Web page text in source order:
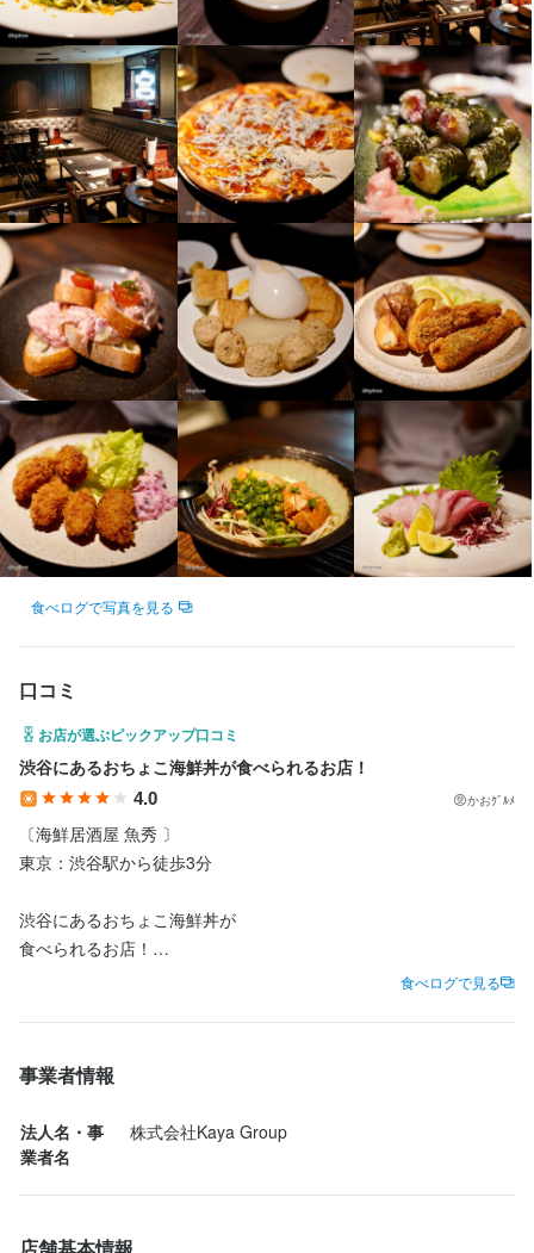
食べログで写真を見る
口コミ
お店が選ぶピックアップ口コミ
渋谷にあるおちょこ海鮮丼が食べられるお店！
4.0 かおｸﾞﾙﾒ
〔海鮮居酒屋 魚秀 〕
東京：渋谷駅から徒歩3分
渋谷にあるおちょこ海鮮丼が
食べられるお店！
一皿はかなり小さくて女性でも
バランス良く食べられて嬉しい☺️
春のセットは、ご飯のピンク色で
美味しい！！
食べログで見る
事業者情報
法人名・事
業者名
株式会社Kaya Group
【ホールスタッフ】
お客様のご案内＆オーダーのお伺い､お料理･ドリンクのご提供､レ
ジ等の接客！
最初は明るい元気な挨拶や簡単な作業ができればOK！
店長は優しくて頼れる強い味方◎
料理の腕もピカイチで絶品食事付♪
【まずはできることから！】
未経験でもOK！できることから始められます。
お仕事に不安がなくなるまで何度でもサポートしますので安心ス
タート！
1人暮らしを始めた方は「絶品！簡単レシピ」も伝授してもらえた
り♪
この仕事のおすすめポイント
【独立希望者歓迎】
店舗運営のノウハウ、仕入れ業者の紹介など、将来の独立に向け
必要なことはすべて教えます。
他SNS運営なども必要に応じて行っていただけます。
ります。
【がっつりシフトイン歓迎】
希望通りシフト入れます。「毎月●●万円稼ぎたい」等、お聞かせ
ください。
包丁さばき 盛り付け技術 英会話
店舗運営
メニュー開発
応募資格
歓迎スキル・経験
明るく元気溢れるフレンドリーな居酒屋を目指しています！
【ホールスタッフ】
お客様のご案内＆オーダーのお伺い､お料理･ドリンクのご提供､レ
ジ等の接客！
最初は明るい元気な挨拶や簡単な作業ができればOK！
店長は優しくて頼れる強い味方◎
料理の腕もピカイチで絶品食事付♪
【まずはできることから！】
未経験でもOK！できることから始められます。
お仕事に不安がなくなるまで何度でもサポートしますので安心ス
タート！
1人暮らしを始めた方は「絶品！簡単レシピ」も伝授してもらえた
り♪
この仕事のおすすめポイント
【独立希望者歓迎】
店舗運営のノウハウ、仕入れ業者の紹介など、将来の独立に向け
必要なことはすべて教えます。
他SNS運営なども必要に応じて行っていただけます。
ります。
【がっつりシフトイン歓迎】
希望通りシフト入れます。「毎月●●万円稼ぎたい」等、お聞かせ
ください。
包丁さばき 盛り付け技術 英会話
店舗運営
メニュー開発
応募資格
歓迎スキル・経験
明るく元気溢れるフレンドリーな居酒屋を目指しています！